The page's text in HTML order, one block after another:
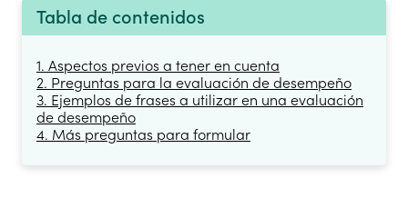
Tabla de contenidos
1. Aspectos previos a tener en cuenta
2. Preguntas para la evaluación de desempeño
3. Ejemplos de frases a utilizar en una evaluación
de desempeño
4. Más preguntas para formular